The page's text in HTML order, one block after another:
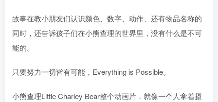
故事在教小朋友们认识颜色、数字、动作、还有物品名称的
同时，还告诉孩子们在小熊查理的世界里，没有什么是不可
能的。
只要努力一切皆有可能，Everything is Possible。
小熊查理Little Charley Bear整个动画片，就像一个人拿着摄